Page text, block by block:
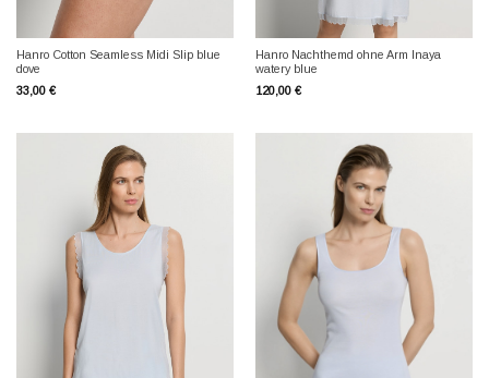
Hanro Cotton Seamless Midi Slip blue
dove
33,00 €
Hanro Nachthemd ohne Arm Inaya
watery blue
120,00 €